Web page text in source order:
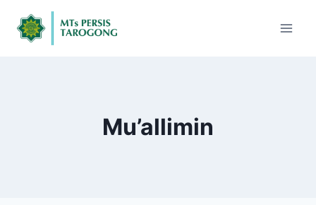
Mu’allimin